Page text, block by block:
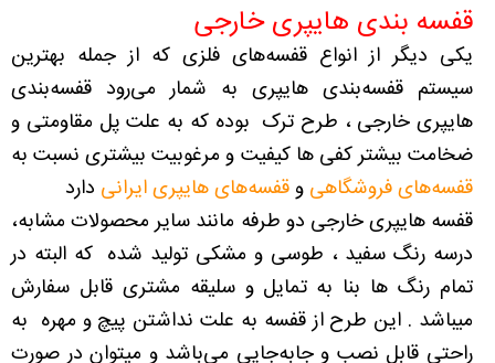
قفسه بندی هایپری خارجی
یکی دیگر از انواع قفسه‌های فلزی که از جمله بهترین
سیستم قفسه‌بندی هایپری به شمار می‌رود قفسه‌بندی
هایپری خارجی ، طرح ترک بوده که به علت پل مقاومتی و
ضخامت بیشتر کفی ها کیفیت و مرغوبیت بیشتری نسبت به
قفسه‌های فروشگاهی و قفسه‌های هایپری ایرانی دارد
قفسه هایپری خارجی دو طرفه مانند سایر محصولات مشابه،
درسه رنگ سفید ، طوسی و مشکی تولید شده که البته در
تمام رنگ ها بنا به تمایل و سلیقه مشتری قابل سفارش
میباشد . این طرح از قفسه به علت نداشتن پیچ و مهره به
راحتی قابل نصب و جابه‌جایی می‌باشد و میتوان در صورت